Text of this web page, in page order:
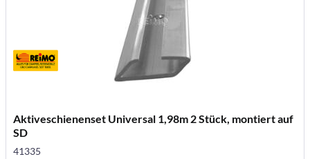
Aktiveschienenset Universal 1,98m 2 Stück, montiert auf
SD
41335